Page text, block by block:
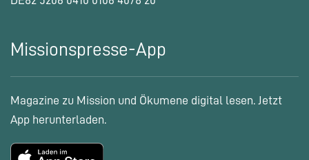
Missionspresse-App
Magazine zu Mission und Ökumene digital lesen. Jetzt
App herunterladen.